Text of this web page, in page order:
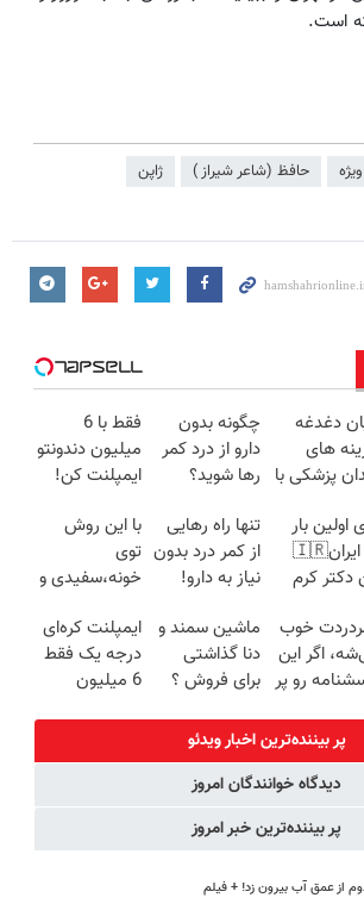
است.
حافظ (شاعر شیراز ) ژاپن
دغدغه
های
پزشکی با
خانگی
چگونه بدون
دارو از درد کمر
رها شوید؟
رو پرکن)
فقط با 6
میلیون دندونتو
ایمپلنت کن!
اولین بار
در ایران🇮🇷
دکتر کرم
ساخت!
تنها راه رهایی
از کمر درد بدون
نیاز به دارو!
با این روش
توی
خونه،سفیدی و
برگردون
(40%off)
خوب
اگر این
رو پر
ماشین سمند و
دنا گذاشتی
برای فروش ؟
راحت بفروش
ایمپلنت کره‌ای
درجه یک فقط
6 میلیون
پر بیننده‌ترین اخبار ویدئو
دیدگاه خوانندگان امروز
پر بیننده‌ترین خبر امروز
از عمق آب بیرون زد! + فیلم